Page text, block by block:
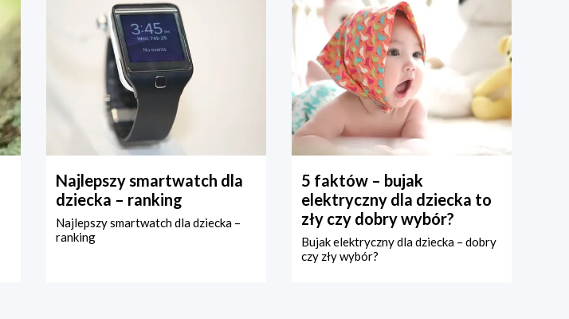
Najlepszy smartwatch dla
dziecka – ranking
Najlepszy smartwatch dla dziecka –
ranking
5 faktów – bujak
elektryczny dla dziecka to
zły czy dobry wybór?
Bujak elektryczny dla dziecka – dobry
czy zły wybór?